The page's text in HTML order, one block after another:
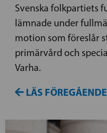
Svenska folkpartiets
lämnade under
motion som föreslår
primärvård och
Varha.
LÄS